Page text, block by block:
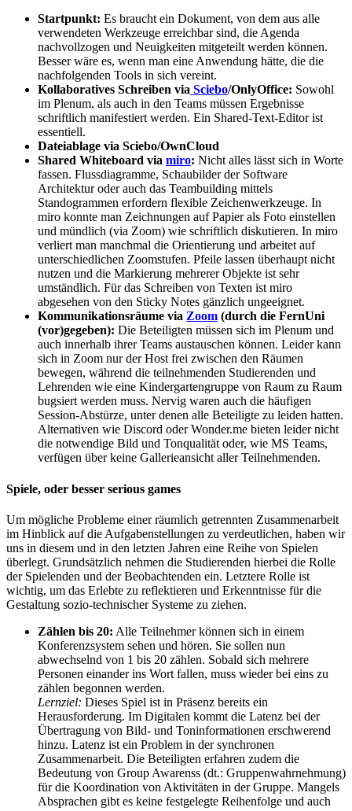
Startpunkt: Es braucht ein Dokument, von dem aus alle
verwendeten Werkzeuge erreichbar sind, die Agenda
nachvollzogen und Neuigkeiten mitgeteilt werden können.
Besser wäre es, wenn man eine Anwendung hätte, die die
nachfolgenden Tools in sich vereint.
Kollaboratives Schreiben via Sciebo/OnlyOffice: Sowohl
im Plenum, als auch in den Teams müssen Ergebnisse
schriftlich manifestiert werden. Ein Shared-Text-Editor ist
essentiell.
Dateiablage via Sciebo/OwnCloud
Shared Whiteboard via miro: Nicht alles lässt sich in Worte
fassen. Flussdiagramme, Schaubilder der Software
Architektur oder auch das Teambuilding mittels
Standogrammen erfordern flexible Zeichenwerkzeuge. In
miro konnte man Zeichnungen auf Papier als Foto einstellen
und mündlich (via Zoom) wie schriftlich diskutieren. In miro
verliert man manchmal die Orientierung und arbeitet auf
unterschiedlichen Zoomstufen. Pfeile lassen überhaupt nicht
nutzen und die Markierung mehrerer Objekte ist sehr
umständlich. Für das Schreiben von Texten ist miro
abgesehen von den Sticky Notes gänzlich ungeeignet.
Kommunikationsräume via Zoom (durch die FernUni
(vor)gegeben): Die Beteiligten müssen sich im Plenum und
auch innerhalb ihrer Teams austauschen können. Leider kann
sich in Zoom nur der Host frei zwischen den Räumen
bewegen, während die teilnehmenden Studierenden und
Lehrenden wie eine Kindergartengruppe von Raum zu Raum
bugsiert werden muss. Nervig waren auch die häufigen
Session-Abstürze, unter denen alle Beteiligte zu leiden hatten.
Alternativen wie Discord oder Wonder.me bieten leider nicht
die notwendige Bild und Tonqualität oder, wie MS Teams,
verfügen über keine Gallerieansicht aller Teilnehmenden.
Spiele, oder besser serious games
Um mögliche Probleme einer räumlich getrennten Zusammenarbeit
im Hinblick auf die Aufgabenstellungen zu verdeutlichen, haben wir
uns in diesem und in den letzten Jahren eine Reihe von Spielen
überlegt. Grundsätzlich nehmen die Studierenden hierbei die Rolle
der Spielenden und der Beobachtenden ein. Letztere Rolle ist
wichtig, um das Erlebte zu reflektieren und Erkenntnisse für die
Gestaltung sozio-technischer Systeme zu ziehen.
Zählen bis 20: Alle Teilnehmer können sich in einem
Konferenzsystem sehen und hören. Sie sollen nun
abwechselnd von 1 bis 20 zählen. Sobald sich mehrere
Personen einander ins Wort fallen, muss wieder bei eins zu
zählen begonnen werden.
Lernziel: Dieses Spiel ist in Präsenz bereits ein
Herausforderung. Im Digitalen kommt die Latenz bei der
Übertragung von Bild- und Toninformationen erschwerend
hinzu. Latenz ist ein Problem in der synchronen
Zusammenarbeit. Die Beteiligten erfahren zudem die
Bedeutung von Group Awarenss (dt.: Gruppenwahrnehmung)
für die Koordination von Aktivitäten in der Gruppe. Mangels
Absprachen gibt es keine festgelegte Reihenfolge und auch